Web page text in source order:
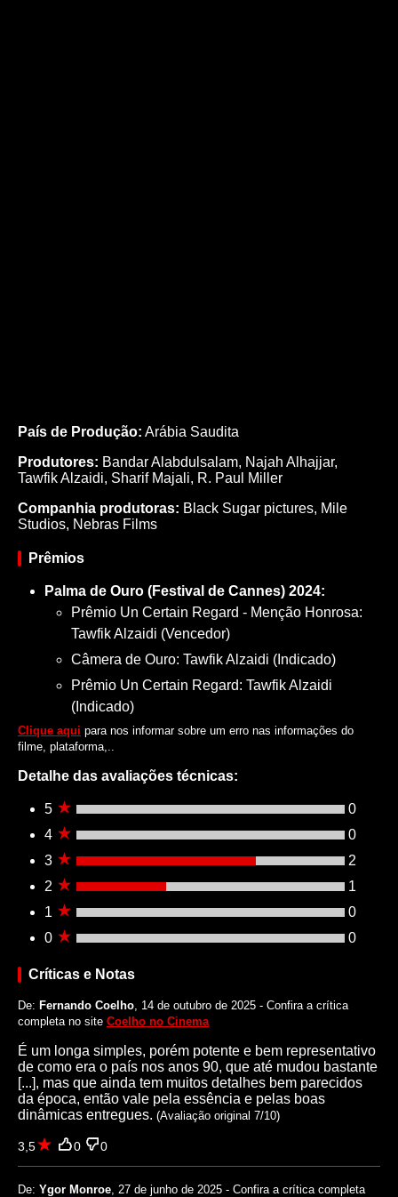
País de Produção: Arábia Saudita
Produtores: Bandar Alabdulsalam, Najah Alhajjar,
Tawfik Alzaidi, Sharif Majali, R. Paul Miller
Companhia produtoras: Black Sugar pictures, Mile
Studios, Nebras Films
Prêmios
Palma de Ouro (Festival de Cannes) 2024:
Prêmio Un Certain Regard - Menção Honrosa:
Tawfik Alzaidi (Vencedor)
Câmera de Ouro: Tawfik Alzaidi (Indicado)
Prêmio Un Certain Regard: Tawfik Alzaidi
(Indicado)
Clique aqui para nos informar sobre um erro nas informações do
filme, plataforma,..
Detalhe das avaliações técnicas:
5
0
4
0
3
2
2
1
1
0
0
0
Críticas e Notas
De: Fernando Coelho , 14 de outubro de 2025 - Confira a crítica
completa no site Coelho no Cinema
É um longa simples, porém potente e bem representativo
de como era o país nos anos 90, que até mudou bastante
[...], mas que ainda tem muitos detalhes bem parecidos
da época, então vale pela essência e pelas boas
dinâmicas entregues. (Avaliação original 7/10)
3,5 0 0
De: Ygor Monroe , 27 de junho de 2025 - Confira a crítica completa